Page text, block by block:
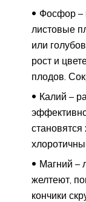
Фосфор –
листовые
или
рост и
плодов.
Калий –
Магний –
желтеют,
кончики